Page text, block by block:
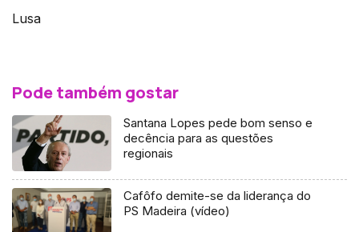
Lusa
Pode também gostar
Santana Lopes pede bom senso e
decência para as questões
regionais
Cafôfo demite-se da liderança do
PS Madeira (vídeo)